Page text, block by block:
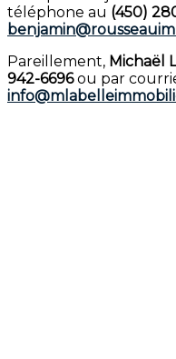
téléphone au (450)
Pareillement, Michaël
942-6696ou par